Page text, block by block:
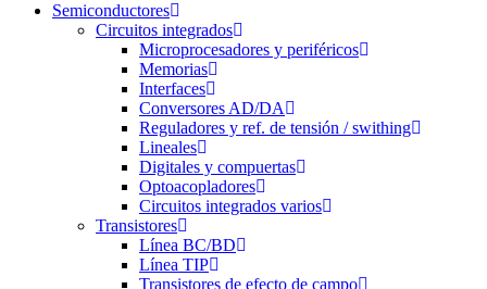
Semiconductores
Circuitos integrados
Microprocesadores y periféricos
Memorias
Interfaces
Conversores AD/DA
Reguladores y ref. de tensión / swithing
Lineales
Digitales y compuertas
Optoacopladores
Circuitos integrados varios
Transistores
Línea BC/BD
Línea TIP
Transistores de efecto de campo